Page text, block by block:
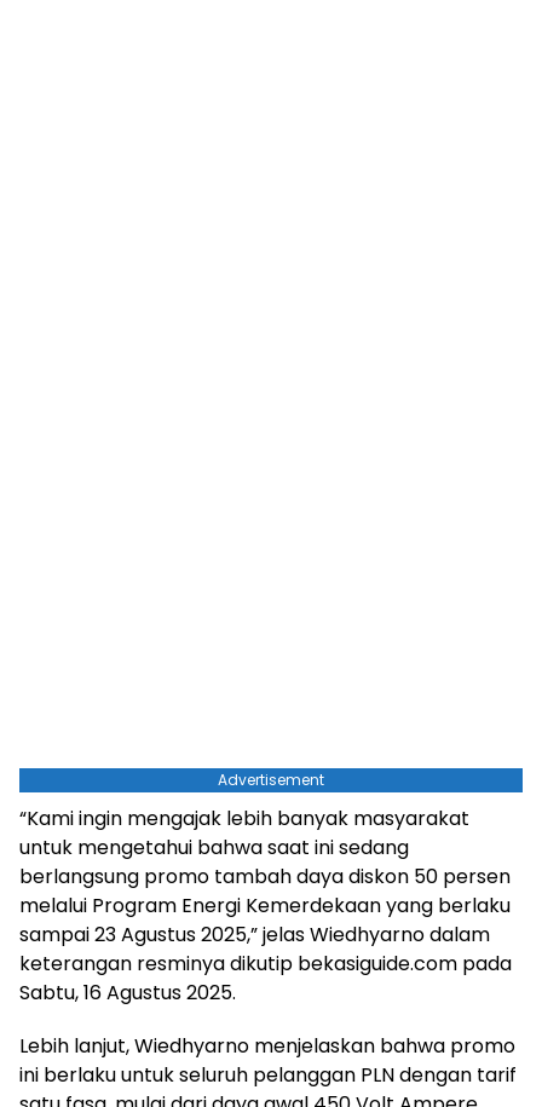
Advertisement
“Kami ingin mengajak lebih banyak masyarakat
untuk mengetahui bahwa saat ini sedang
berlangsung promo tambah daya diskon 50 persen
melalui Program Energi Kemerdekaan yang berlaku
sampai 23 Agustus 2025,” jelas Wiedhyarno dalam
keterangan resminya dikutip bekasiguide.com pada
Sabtu, 16 Agustus 2025.
Lebih lanjut, Wiedhyarno menjelaskan bahwa promo
ini berlaku untuk seluruh pelanggan PLN dengan tarif